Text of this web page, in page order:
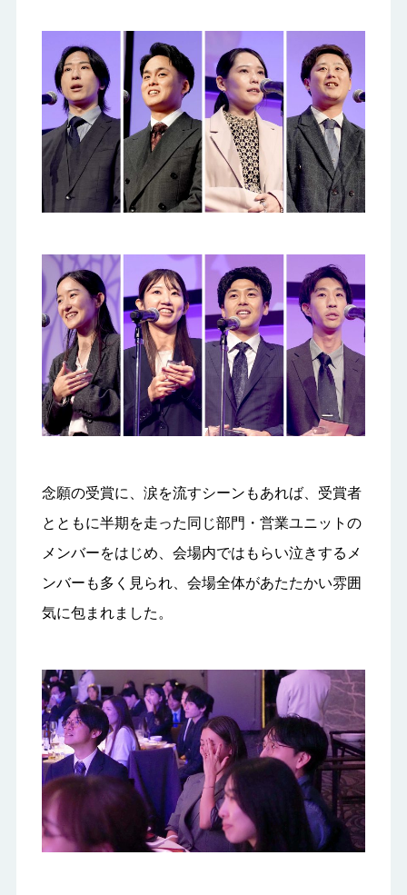
念願の受賞に、涙を流すシーンもあれば、受賞者
とともに半期を走った同じ部門・営業ユニットの
メンバーをはじめ、会場内ではもらい泣きするメ
ンバーも多く見られ、会場全体があたたかい雰囲
気に包まれました。